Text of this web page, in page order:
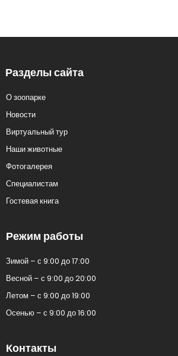
Разделы сайта
О зоопарке
Новости
Виртуальный тур
Наши животные
Фотогалерея
Специалистам
Гостевая книга
Режим работы
Зимой – с 9:00 до 17:00
Весной – с 9:00 до 20:00
Летом – с 9:00 до 19:00
Осенью – с 9:00 до 16:00
Контакты